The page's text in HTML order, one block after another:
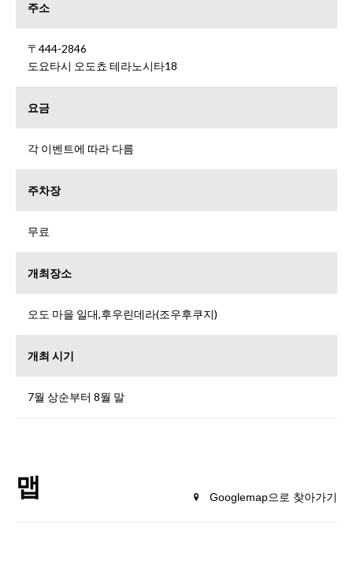
주소
〒444-2846
도요타시 오도쵸 테라노시타18
요금
각 이벤트에 따라 다름
주차장
무료
개최장소
오도 마을 일대,후우린데라(조우후쿠지)
개최 시기
7월 상순부터 8월 말
맵 Googlemap으로 찾아가기